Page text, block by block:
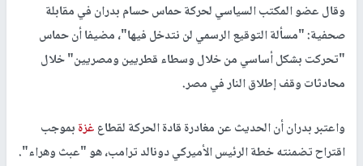
وقال عضو المكتب السياسي لحركة حماس حسام بدران في مقابلة
صحفية: "مسألة التوقيع الرسمي لن نتدخل فيها"، مضيفا أن حماس
"تحركت بشكل أساسي من خلال وسطاء قطريين ومصريين" خلال
محادثات وقف إطلاق النار في مصر.
واعتبر بدران أن الحديث عن مغادرة قادة الحركة لقطاعغزةبموجب
اقتراح تضمنته خطة الرئيس الأميركي دونالد ترامب، هو "عبث وهراء".